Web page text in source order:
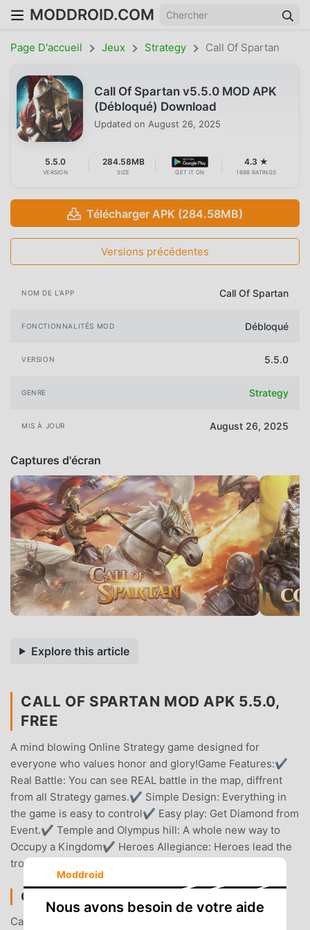
MODDROID.COM
Page D'accueil Jeux Strategy Call Of Spartan
Call Of Spartan v5.5.0 MOD APK
(Débloqué) Download
Updated on August 26, 2025
5.5.0
VERSION
284.58MB
SIZE GET IT ON
4.3 ★
1698 RATINGS
Télécharger APK (284.58MB)
Versions précédentes
NOM DE L'APP Call Of Spartan
FONCTIONNALITÉS MOD Débloqué
VERSION 5.5.0
GENRE Strategy
MIS À JOUR August 26, 2025
Captures d'écran
Explore this article
CALL OF SPARTAN MOD APK 5.5.0,
FREE
A mind blowing Online Strategy game designed for
everyone who values honor and glory!Game Features:✔
Real Battle: You can see REAL battle in the map, diffrent
from all Strategy games.✔ Simple Design: Everything in
the game is easy to control✔ Easy play: Get Diamond from
Event.✔ Temple and Olympus hill: A whole new way to
Occupy a Kingdom✔ Heroes Allegiance: Heroes lead the
troops and fight for you.
CALL OF SPARTAN INTRODUCTION
Call Of Spartan En tant que jeu strategy très populaire
Moddroid
Nous avons besoin de votre aide